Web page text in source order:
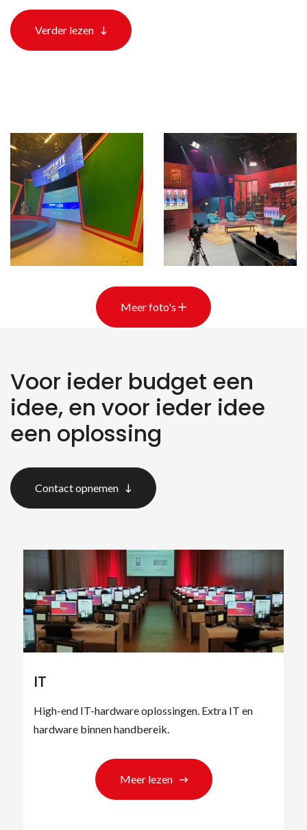
Verder lezen
Meer foto's
Voor ieder budget een
idee, en voor ieder idee
een oplossing
Contact opnemen
IT
High-end IT-hardware oplossingen. Extra IT en
hardware binnen handbereik.
Meer lezen